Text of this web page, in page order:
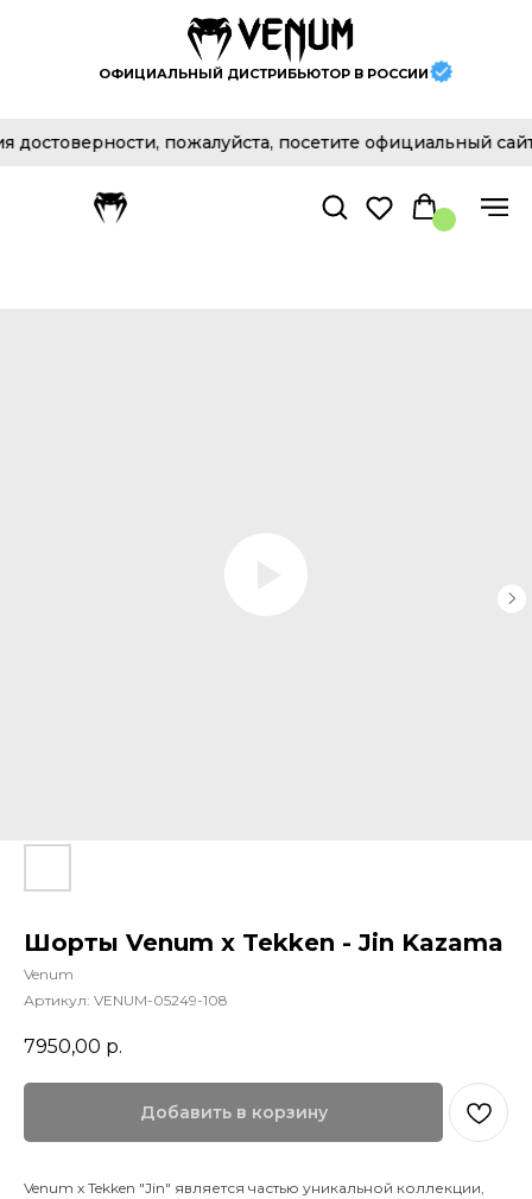
ОФИЦИАЛЬНЫЙ ДИСТРИБЬЮТОР В РОССИИ
пожалуйста, посетите официальный
Шорты Venum x Tekken - Jin Kazama
Venum
Артикул: VENUM-05249-108
7950,00 р.
Добавить в корзину
Venum x Tekken "Jin" является частью уникальной коллекции,